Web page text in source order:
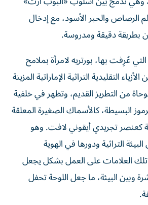
الرصاص والحبر الأسود، مع إدخال
بطريقة دقيقة ومدروسة.
عُرِفت بها، بورتريه لامرأة بملامح
التقليدية التراثية الإماراتية المزينة
من التطريز القديم، وتظهر في خلفية
البسيطة، كالأسماك الصغيرة المعلقة
كعنصر تجريدي أيقوني لافت. وهو
التراثية ودورها في الهوية
تلك العلامات على العمل بشكل يجعل
وبين البيئة، ما جعل اللوحة تحفل